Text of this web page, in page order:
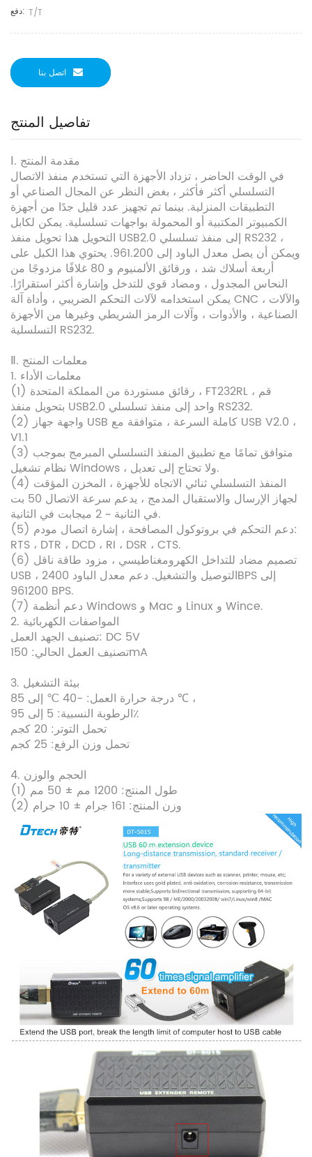
دفع: T/T
اتصل بنا
تفاصيل المنتج
Ⅰ. مقدمة المنتج
في الوقت الحاضر ، تزداد الأجهزة التي تستخدم منفذ الاتصال
التسلسلي أكثر فأكثر ، بغض النظر عن المجال الصناعي أو
التطبيقات المنزلية. بينما تم تجهيز عدد قليل جدًا من أجهزة
الكمبيوتر المكتبية أو المحمولة بواجهات تسلسلية. يمكن لكابل
التحويل هذا تحويل منفذ USB2.0 إلى منفذ تسلسلي RS232 ،
ويمكن أن يصل معدل الباود إلى 961.200. يحتوي هذا الكبل على
أربعة أسلاك شد ، ورقائق الألمنيوم و 80 غلافًا مزدوجًا من
النحاس المجدول ، ومضاد قوي للتدخل وإشارة أكثر استقرارًا.
يمكن استخدامه لآلات التحكم الضريبي ، وأداة آلة CNC ، والآلات
الصناعية ، والأدوات ، وآلات الرمز الشريطي وغيرها من الأجهزة
التسلسلية RS232.
Ⅱ. معلمات المنتج
1. معلمات الأداء
(1) رقائق مستوردة من المملكة المتحدة ، FT232RL ، قم
بتحويل منفذ USB2.0 واحد إلى منفذ تسلسلي RS232.
(2) واجهة جهاز USB كاملة السرعة ، متوافقة مع USB V2.0 ،
V1.1
(3) متوافق تمامًا مع تطبيق المنفذ التسلسلي المبرمج بموجب
نظام تشغيل Windows ، ولا تحتاج إلى تعديل.
(4) المنفذ التسلسلي ثنائي الاتجاه للأجهزة ، المخزن المؤقت
لجهاز الإرسال والاستقبال المدمج ، يدعم سرعة الاتصال 50 بت
في الثانية ~ 2 ميجابت في الثانية.
(5) دعم التحكم في بروتوكول المصافحة ، إشارة اتصال مودم:
RTS ، DTR ، DCD ، RI ، DSR ، CTS.
(6) تصميم مضاد للتداخل الكهرومغناطيسي ، مزود طاقة ناقل
USB ، التوصيل والتشغيل. دعم معدل الباود 2400BPS إلى
961200 BPS.
(7) دعم أنظمة Windows و Mac و Linux و Wince.
2. المواصفات الكهربائية
تصنيف الجهد العمل: DC 5V
تصنيف العمل الحالي: 150mA
3. بيئة التشغيل
درجة حرارة العمل: -40 ℃ إلى 85 ℃ ،
الرطوبة النسبية: 5 إلى 95٪
تحمل التوتر: 20 كجم
تحمل وزن الرفع: 25 كجم
4. الحجم والوزن
(1) طول المنتج: 1200 مم ± 50 مم
(2) وزن المنتج: 161 جرام ± 10 جرام